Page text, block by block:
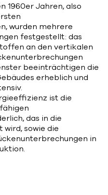
1960er Jahren, also
wurden mehrere
festgestellt: das
an den vertikalen
beeinträchtigen die
erheblich und
ist die
das in die
sowie die
in